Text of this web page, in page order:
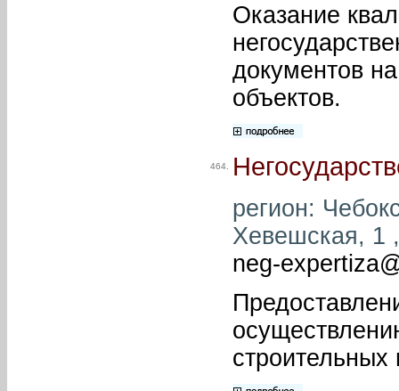
Оказание
документов
объектов.
464.
регион:
Хевешская, 1
neg-
строительных